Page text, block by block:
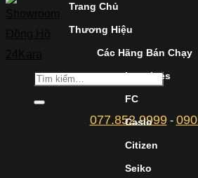
077.852.9999-
Trang Chủ
Thương Hiệu
Các Hãng Bán Chạy
Longines
FC
Casio
Citizen
Seiko